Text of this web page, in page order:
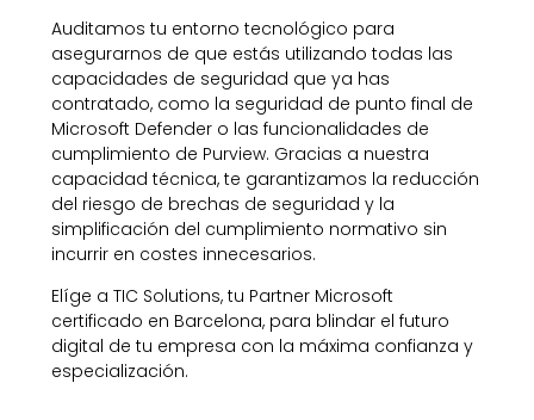
Auditamos tu entorno tecnológico para
asegurarnos de que estás utilizando todas las
capacidades de seguridad que ya has
contratado, como la seguridad de punto final de
Microsoft Defender o las funcionalidades de
cumplimiento de Purview. Gracias a nuestra
capacidad técnica, te garantizamos la reducción
del riesgo de brechas de seguridad y la
simplificación del cumplimiento normativo sin
incurrir en costes innecesarios.
Elíge a TIC Solutions, tu Partner Microsoft
certificado en Barcelona, para blindar el futuro
digital de tu empresa con la máxima confianza y
especialización.